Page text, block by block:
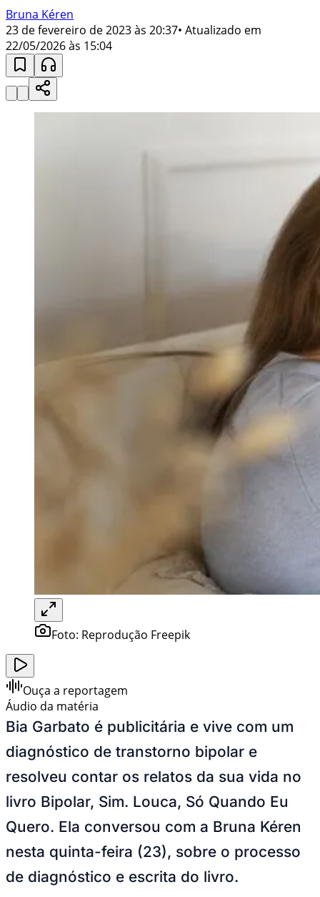
Bruna Kéren
23 de fevereiro de 2023 às 20:37• Atualizado em
22/05/2026 às 15:04
Foto: Reprodução Freepik
Ouça a reportagem
Áudio da matéria
Bia Garbato é publicitária e vive com um
diagnóstico de transtorno bipolar e
resolveu contar os relatos da sua vida no
livro Bipolar, Sim. Louca, Só Quando Eu
Quero. Ela conversou com a Bruna Kéren
nesta quinta-feira (23), sobre o processo
de diagnóstico e escrita do livro.